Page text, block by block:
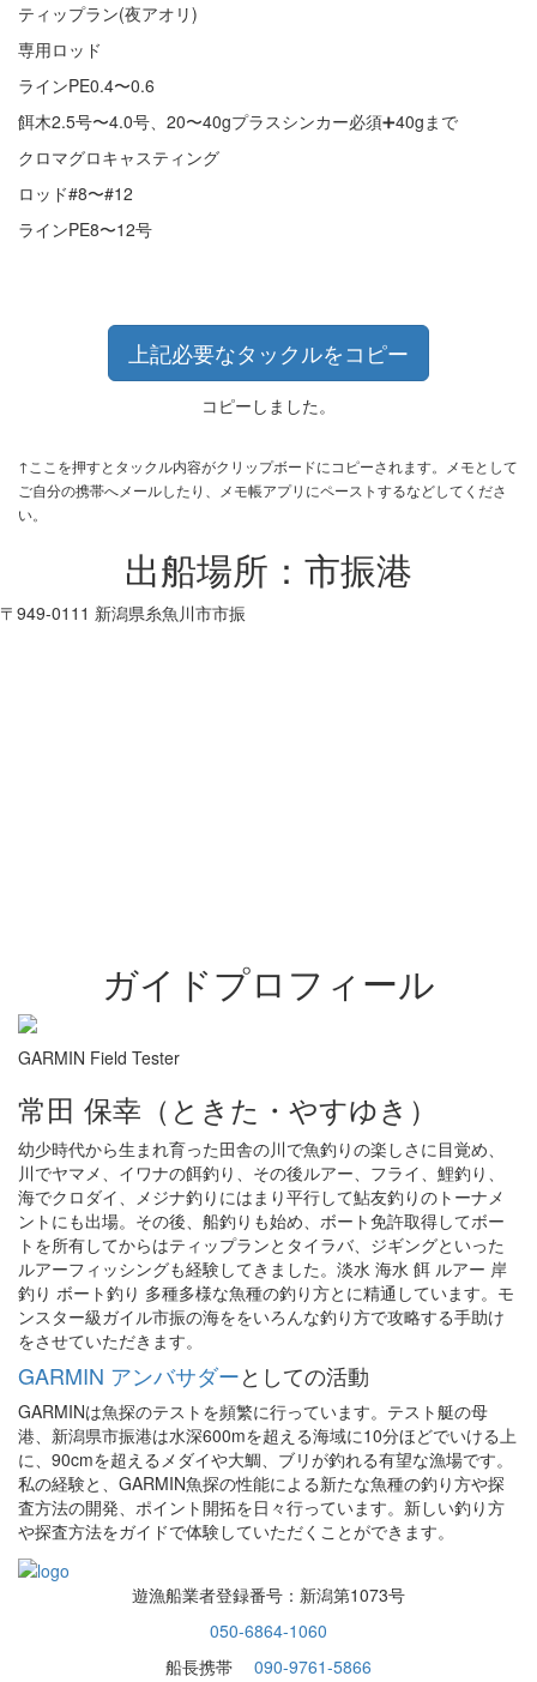
ティップラン(夜アオリ)
専用ロッド
ラインPE0.4〜0.6
餌木2.5号〜4.0号、20〜40gプラスシンカー必須➕40gまで
クロマグロキャスティング
ロッド#8〜#12
ラインPE8〜12号
上記必要なタックルをコピー
コピーしました。
↑ここを押すとタックル内容がクリップボードにコピーされます。メモとして
ご自分の携帯へメールしたり、メモ帳アプリにペーストするなどしてくださ
い。
出船場所：市振港
〒949-0111 新潟県糸魚川市市振
ガイドプロフィール
GARMIN Field Tester
常田 保幸（ときた・やすゆき）
幼少時代から生まれ育った田舎の川で魚釣りの楽しさに目覚め、
川でヤマメ、イワナの餌釣り、その後ルアー、フライ、鯉釣り、
海でクロダイ、メジナ釣りにはまり平行して鮎友釣りのトーナメ
ントにも出場。その後、船釣りも始め、ボート免許取得してボー
トを所有してからはティップランとタイラバ、ジギングといった
ルアーフィッシングも経験してきました。淡水 海水 餌 ルアー 岸
釣り ボート釣り 多種多様な魚種の釣り方とに精通しています。モ
ンスター級ガイル市振の海ををいろんな釣り方で攻略する手助け
をさせていただきます。
GARMIN アンバサダーとしての活動
GARMINは魚探のテストを頻繁に行っています。テスト艇の母
港、新潟県市振港は水深600mを超える海域に10分ほどでいける上
に、90cmを超えるメダイや大鯛、ブリが釣れる有望な漁場です。
私の経験と、GARMIN魚探の性能による新たな魚種の釣り方や探
査方法の開発、ポイント開拓を日々行っています。新しい釣り方
や探査方法をガイドで体験していただくことができます。
遊漁船業者登録番号：新潟第1073号
050-6864-1060
船長携帯
090-9761-5866